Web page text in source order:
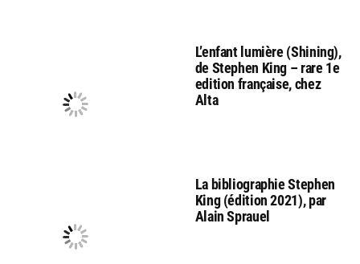
L’enfant lumière (Shining),
de Stephen King – rare 1e
edition française, chez
Alta
La bibliographie Stephen
King (édition 2021), par
Alain Sprauel